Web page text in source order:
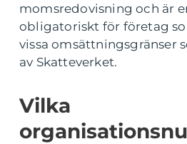
momsredovisning och är
obligatoriskt för företag
vissa omsättningsgränser
av Skatteverket.
Vilka